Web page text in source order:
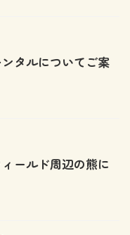
タルについてご案
ールド周辺の熊に